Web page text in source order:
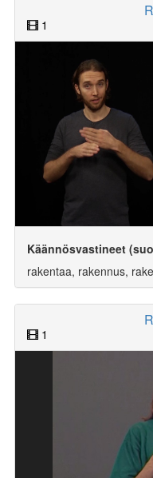
1
Käännösvastineet
rakentaa, rakennus,
1